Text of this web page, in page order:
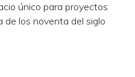
único para proyectos
de los noventa del siglo